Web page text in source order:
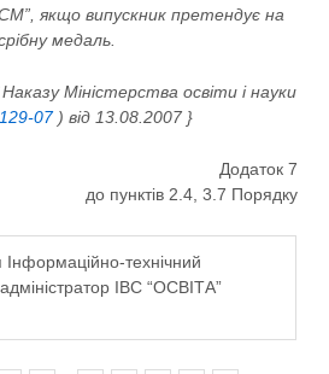
якщо випускник претендує на
медаль.
Міністерства освіти і науки
07) від 13.08.2007 }
Додаток 7
до пунктів 2.4, 3.7 Порядку
технічний
ІВС “ОСВІТА”